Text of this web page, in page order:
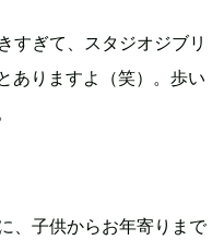
すぎて、スタジオジブリ
ありますよ（笑）。歩い
、子供からお年寄りまで